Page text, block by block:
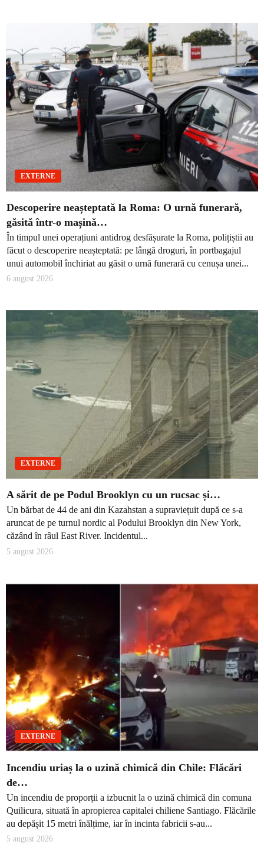
EXTERNE
Descoperire neașteptată la Roma: O urnă funerară,
găsită într-o mașină…
În timpul unei operațiuni antidrog desfășurate la Roma, polițiștii au
făcut o descoperire neașteptată: pe lângă droguri, în portbagajul
unui automobil închiriat au găsit o urnă funerară cu cenușa unei...
6 august 2026
EXTERNE
A sărit de pe Podul Brooklyn cu un rucsac și…
Un bărbat de 44 de ani din Kazahstan a supraviețuit după ce s-a
aruncat de pe turnul nordic al Podului Brooklyn din New York,
căzând în râul East River. Incidentul...
5 august 2026
EXTERNE
Incendiu uriaș la o uzină chimică din Chile: Flăcări
de…
Un incendiu de proporții a izbucnit la o uzină chimică din comuna
Quilicura, situată în apropierea capitalei chiliene Santiago. Flăcările
au depășit 15 metri înălțime, iar în incinta fabricii s-au...
5 august 2026